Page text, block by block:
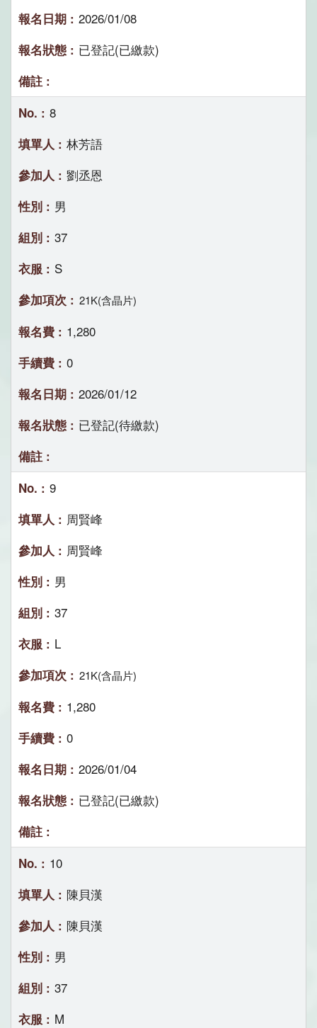
2026/01/08
已登記(已繳款)
8
林芳語
劉丞恩
男
37
S
21K(含晶片)
1,280
0
2026/01/12
已登記(待繳款)
9
周賢峰
周賢峰
男
37
L
21K(含晶片)
1,280
0
2026/01/04
已登記(已繳款)
10
陳貝漢
陳貝漢
男
37
M